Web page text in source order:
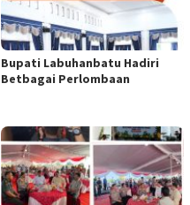
Bupati Labuhanbatu Hadiri
Betbagai Perlombaan